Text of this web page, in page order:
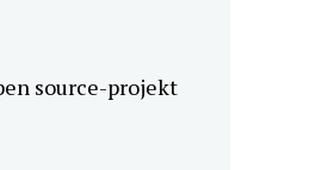
source-projekt